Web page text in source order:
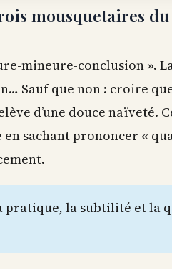
mousquetaires du
mineure-conclusion ».
Sauf que non : croire
d’une douce naïveté.
en sachant prononcer «
pratique, la subtilité et la